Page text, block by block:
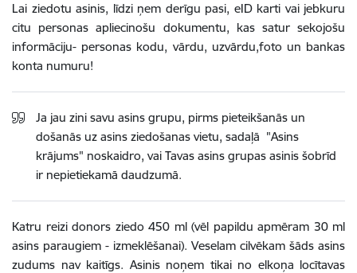
Lai ziedotu asinis, līdzi ņem derīgu pasi, eID karti vai jebkuru
citu personas apliecinošu dokumentu, kas satur sekojošu
informāciju- personas kodu, vārdu, uzvārdu,foto un bankas
konta numuru!
Ja jau zini savu asins grupu, pirms pieteikšanās un
došanās uz asins ziedošanas vietu, sadaļā "Asins
krājums" noskaidro, vai Tavas asins grupas asinis šobrīd
ir nepietiekamā daudzumā.
Katru reizi donors ziedo 450 ml (vēl papildu apmēram 30 ml
asins paraugiem - izmeklēšanai). Veselam cilvēkam šāds asins
zudums nav kaitīgs. Asinis noņem tikai no elkoņa locītavas